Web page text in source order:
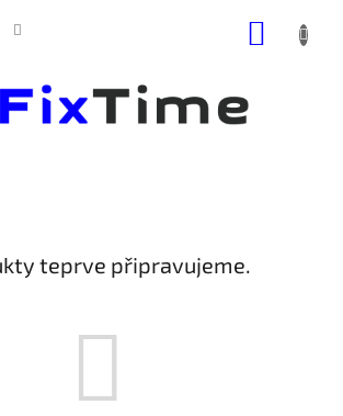
teprve připravujeme.